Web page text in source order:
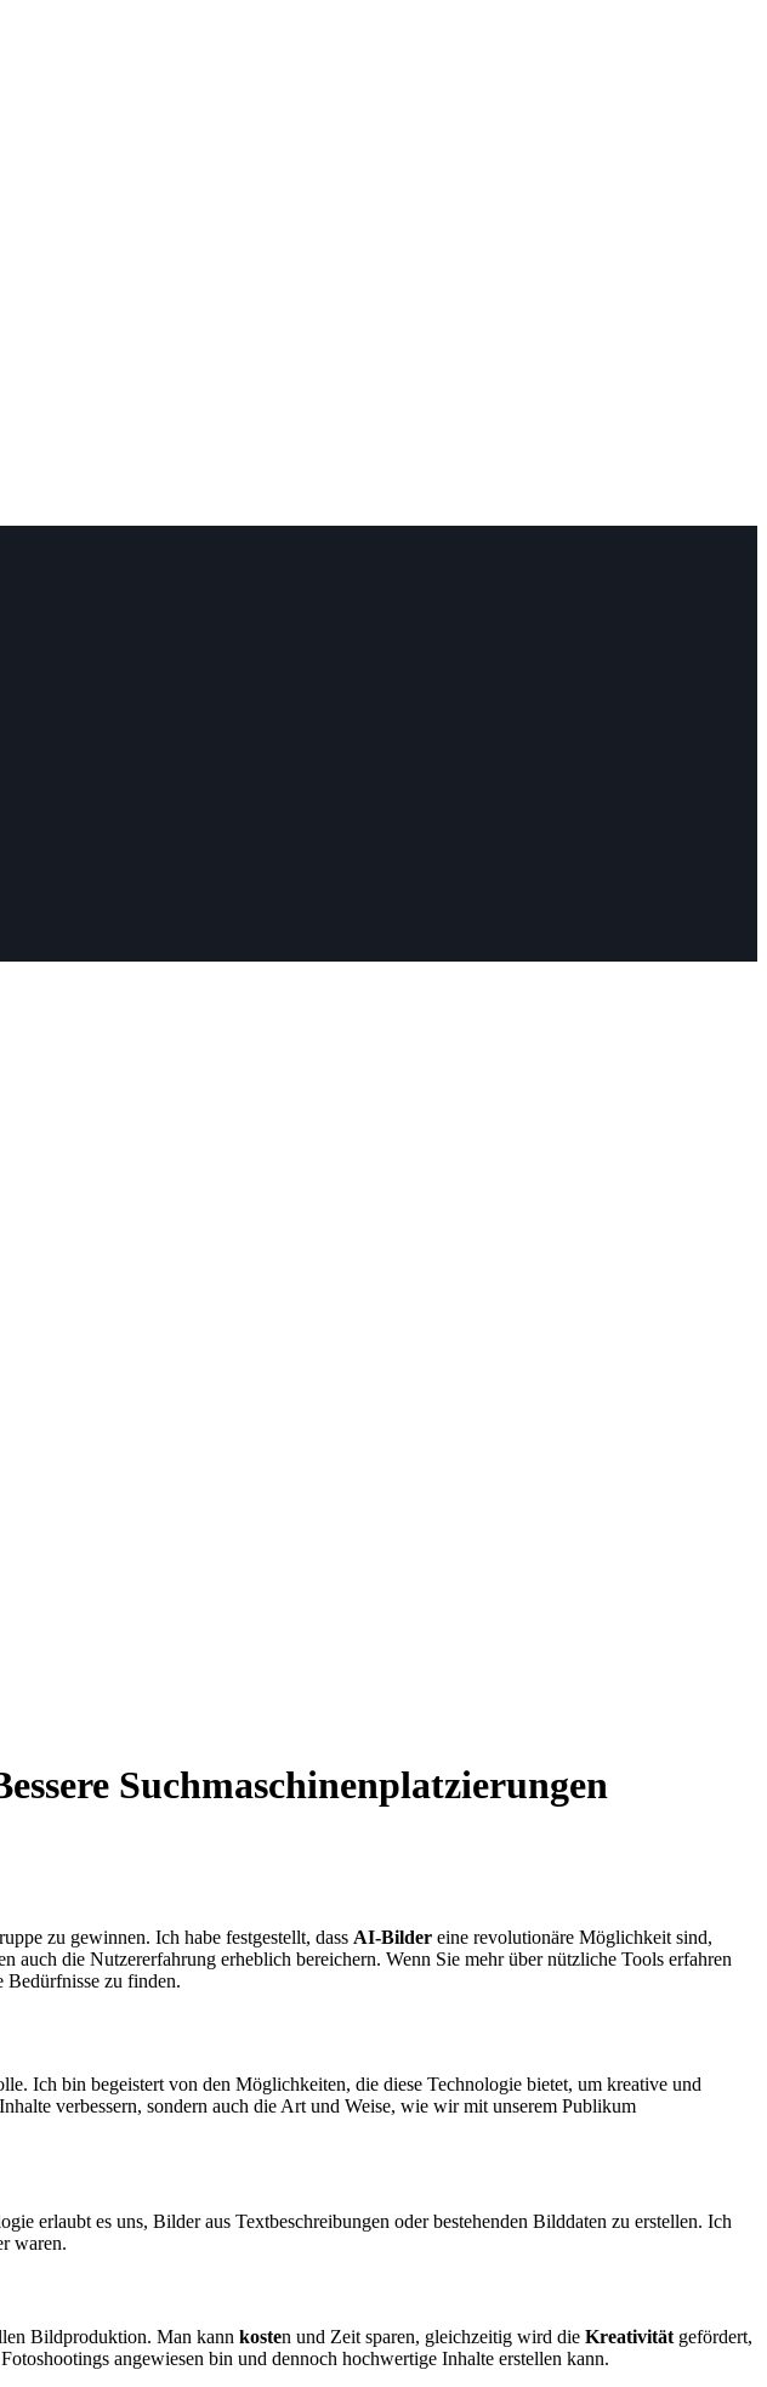
Suchmaschinenplatzierungen
zu gewinnen. Ich habe festgestellt, dass AI-Bilder eine revolutionäre Möglichkeit sind,
auch die Nutzererfahrung erheblich bereichern. Wenn Sie mehr über nützliche Tools erfahren
Bedürfnisse zu finden.
Ich bin begeistert von den Möglichkeiten, die diese Technologie bietet, um kreative und
verbessern, sondern auch die Art und Weise, wie wir mit unserem Publikum
erlaubt es uns, Bilder aus Textbeschreibungen oder bestehenden Bilddaten zu erstellen. Ich
waren.
Bildproduktion. Man kann kosten und Zeit sparen, gleichzeitig wird die Kreativität gefördert,
angewiesen bin und dennoch hochwertige Inhalte erstellen kann.